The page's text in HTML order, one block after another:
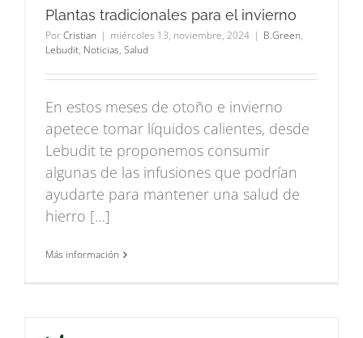
Plantas tradicionales para el invierno
PorCristian | miércoles 13, noviembre, 2024 | B.Green,
Lebudit, Noticias, Salud
En estos meses de otoño e invierno
apetece tomar líquidos calientes, desde
Lebudit te proponemos consumir
algunas de las infusiones que podrían
ayudarte para mantener una salud de
hierro […]
Más información